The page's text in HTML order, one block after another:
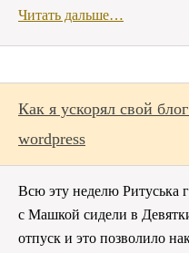
Читать дальше…
Как я ускорял свой
wordpress
Всю эту неделю Ритуська
с Машкой сидели в
отпуск и это позволило